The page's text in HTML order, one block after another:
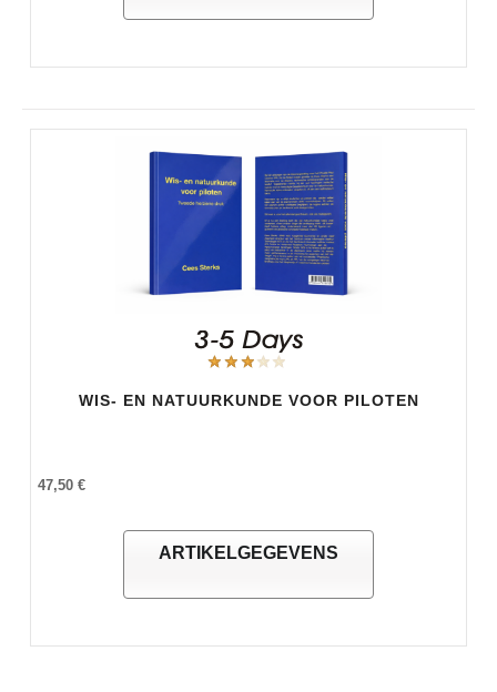
WIS- EN NATUURKUNDE VOOR PILOTEN
47,50 €
ARTIKELGEGEVENS